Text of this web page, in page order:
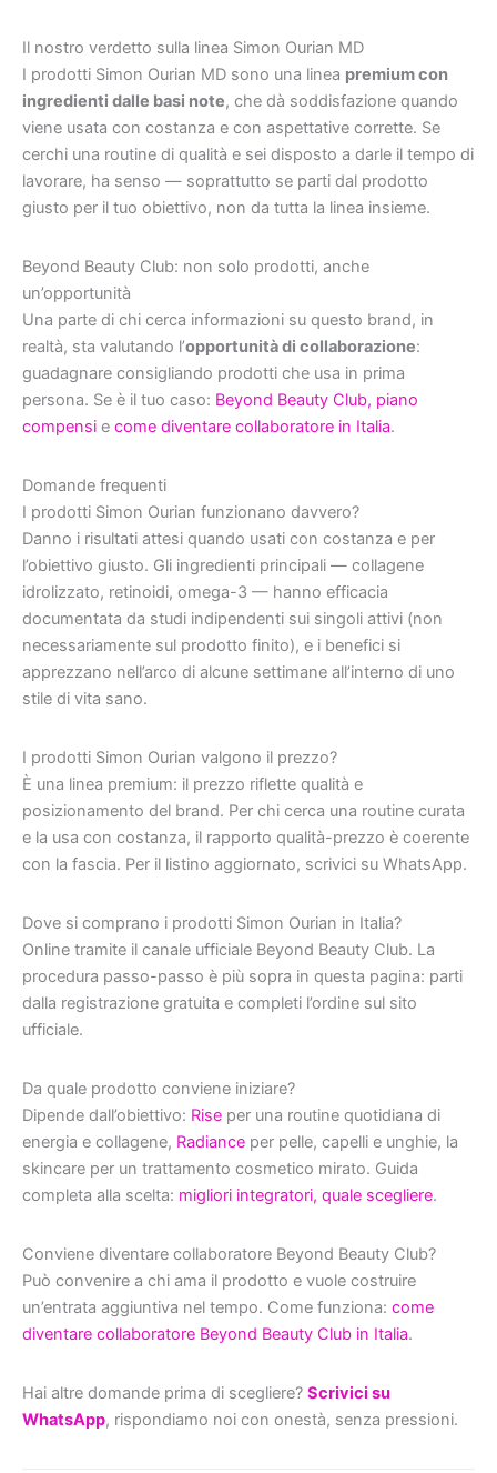
Il nostro verdetto sulla linea Simon Ourian MD
I prodotti Simon Ourian MD sono una linea premium con
ingredienti dalle basi note, che dà soddisfazione quando
viene usata con costanza e con aspettative corrette. Se
cerchi una routine di qualità e sei disposto a darle il tempo di
lavorare, ha senso — soprattutto se parti dal prodotto
giusto per il tuo obiettivo, non da tutta la linea insieme.
Beyond Beauty Club: non solo prodotti, anche
un’opportunità
Una parte di chi cerca informazioni su questo brand, in
realtà, sta valutando l’opportunità di collaborazione:
guadagnare consigliando prodotti che usa in prima
persona. Se è il tuo caso: Beyond Beauty Club, piano
compensi e come diventare collaboratore in Italia.
Domande frequenti
I prodotti Simon Ourian funzionano davvero?
Danno i risultati attesi quando usati con costanza e per
l’obiettivo giusto. Gli ingredienti principali — collagene
idrolizzato, retinoidi, omega-3 — hanno efficacia
documentata da studi indipendenti sui singoli attivi (non
necessariamente sul prodotto finito), e i benefici si
apprezzano nell’arco di alcune settimane all’interno di uno
stile di vita sano.
I prodotti Simon Ourian valgono il prezzo?
È una linea premium: il prezzo riflette qualità e
posizionamento del brand. Per chi cerca una routine curata
e la usa con costanza, il rapporto qualità-prezzo è coerente
con la fascia. Per il listino aggiornato, scrivici su WhatsApp.
Dove si comprano i prodotti Simon Ourian in Italia?
Online tramite il canale ufficiale Beyond Beauty Club. La
procedura passo-passo è più sopra in questa pagina: parti
dalla registrazione gratuita e completi l’ordine sul sito
ufficiale.
Da quale prodotto conviene iniziare?
Dipende dall’obiettivo: Rise per una routine quotidiana di
energia e collagene, Radiance per pelle, capelli e unghie, la
skincare per un trattamento cosmetico mirato. Guida
completa alla scelta: migliori integratori, quale scegliere.
Conviene diventare collaboratore Beyond Beauty Club?
Può convenire a chi ama il prodotto e vuole costruire
un’entrata aggiuntiva nel tempo. Come funziona: come
diventare collaboratore Beyond Beauty Club in Italia.
Hai altre domande prima di scegliere? Scrivici su
WhatsApp, rispondiamo noi con onestà, senza pressioni.